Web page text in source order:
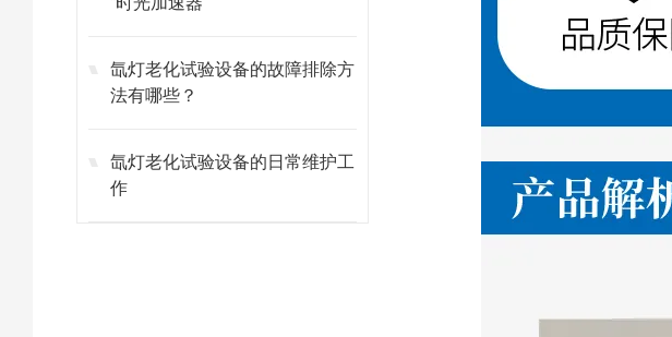
氙灯老化试验设备的故障排除方
法有哪些？
氙灯老化试验设备的日常维护工
作